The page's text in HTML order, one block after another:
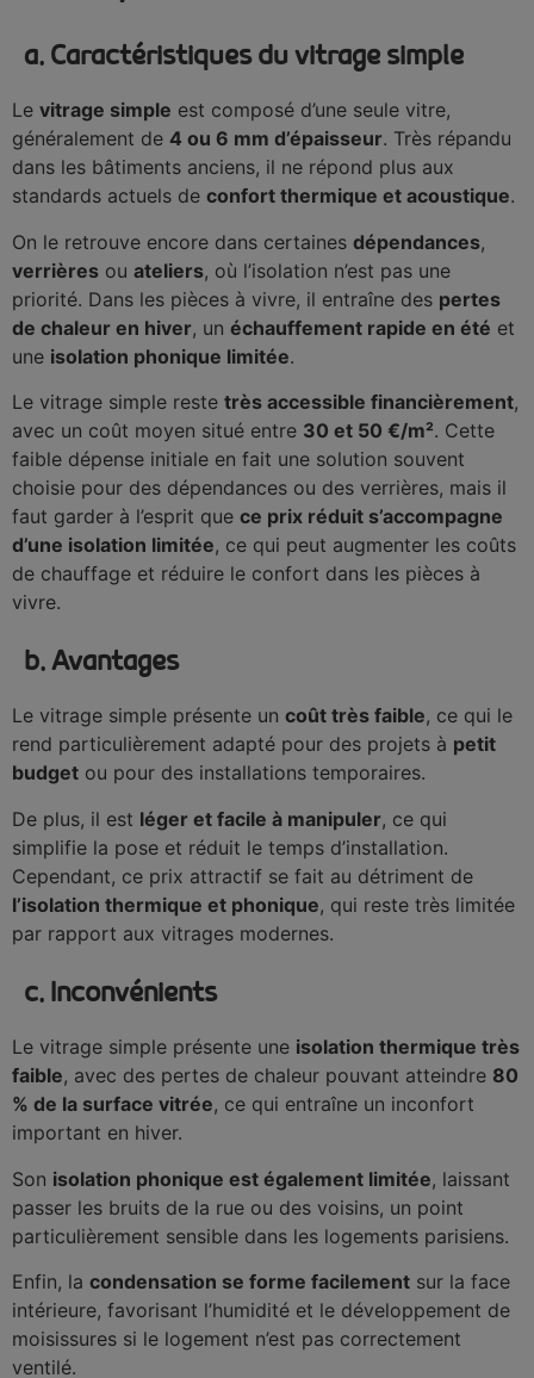
a. Caractéristiques du vitrage simple
Le vitrage simple est composé d’une seule vitre,
généralement de 4 ou 6 mm d’épaisseur. Très répandu
dans les bâtiments anciens, il ne répond plus aux
standards actuels de confort thermique et acoustique.
On le retrouve encore dans certaines dépendances,
verrières ou ateliers, où l’isolation n’est pas une
priorité. Dans les pièces à vivre, il entraîne des pertes
de chaleur en hiver, un échauffement rapide en été et
une isolation phonique limitée.
Le vitrage simple reste très accessible financièrement,
avec un coût moyen situé entre 30 et 50 €/m². Cette
faible dépense initiale en fait une solution souvent
choisie pour des dépendances ou des verrières, mais il
faut garder à l’esprit que ce prix réduit s’accompagne
d’une isolation limitée, ce qui peut augmenter les coûts
de chauffage et réduire le confort dans les pièces à
vivre.
b. Avantages
Le vitrage simple présente un coût très faible, ce qui le
rend particulièrement adapté pour des projets à petit
budget ou pour des installations temporaires.
De plus, il est léger et facile à manipuler, ce qui
simplifie la pose et réduit le temps d’installation.
Cependant, ce prix attractif se fait au détriment de
l’isolation thermique et phonique, qui reste très limitée
par rapport aux vitrages modernes.
c. Inconvénients
Le vitrage simple présente une isolation thermique très
faible, avec des pertes de chaleur pouvant atteindre 80
% de la surface vitrée, ce qui entraîne un inconfort
important en hiver.
Son isolation phonique est également limitée, laissant
passer les bruits de la rue ou des voisins, un point
particulièrement sensible dans les logements parisiens.
Enfin, la condensation se forme facilement sur la face
intérieure, favorisant l’humidité et le développement de
moisissures si le logement n’est pas correctement
ventilé.